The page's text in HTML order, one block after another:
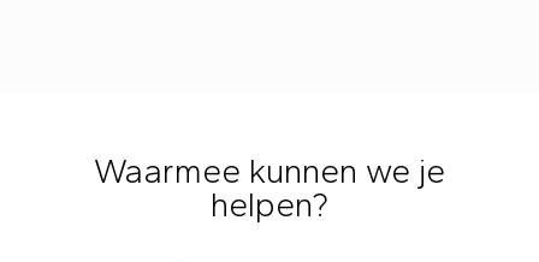
Waarmee kunnen we je
helpen?